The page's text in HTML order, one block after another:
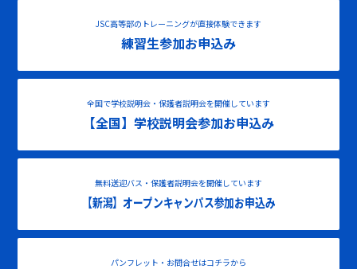
JSC高等部のトレーニングが直接体験できます
練習生参加お申込み
全国で学校説明会・保護者説明会を開催しています
【全国】学校説明会参加お申込み
無料送迎バス・保護者説明会を開催しています
【新潟】オープンキャンパス参加お申込み
パンフレット・お問合せはコチラから